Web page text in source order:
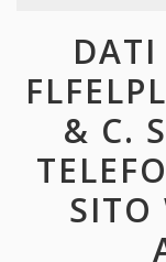
& C.
SITO